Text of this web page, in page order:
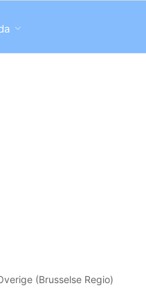
(Brusselse Regio)